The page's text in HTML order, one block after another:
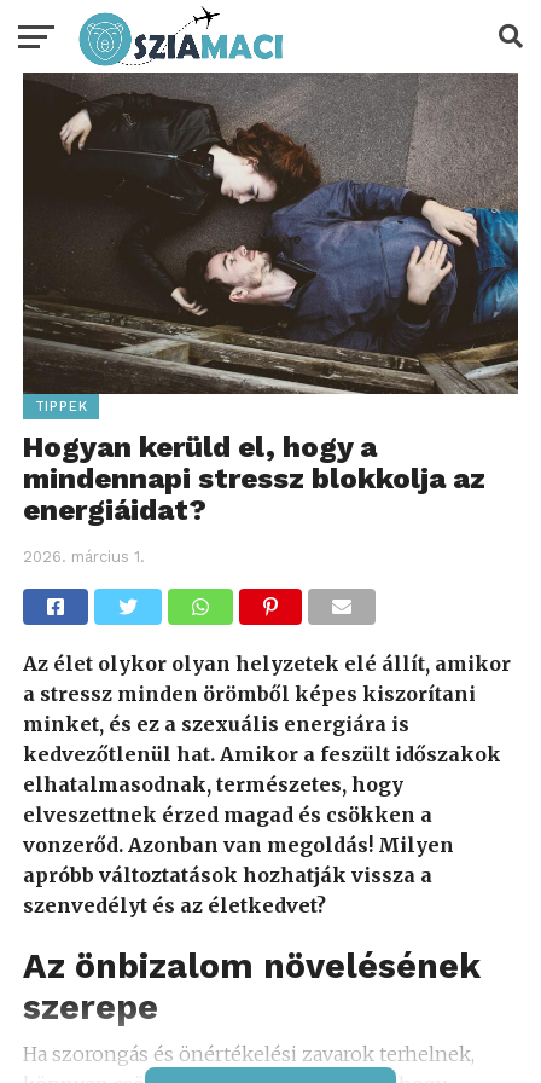
TIPPEK
Hogyan kerüld el, hogy a
mindennapi stressz blokkolja az
energiáidat?
2026. március 1.
Az élet olykor olyan helyzetek elé állít, amikor
a stressz minden örömből képes kiszorítani
minket, és ez a szexuális energiára is
kedvezőtlenül hat. Amikor a feszült időszakok
elhatalmasodnak, természetes, hogy
elveszettnek érzed magad és csökken a
vonzerőd. Azonban van megoldás! Milyen
apróbb változtatások hozhatják vissza a
szenvedélyt és az életkedvet?
Az önbizalom növelésének
szerepe
Ha szorongás és önértékelési zavarok terhelnek,